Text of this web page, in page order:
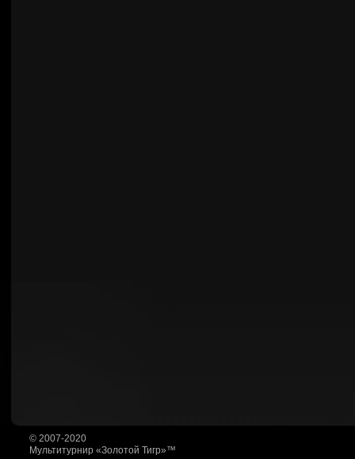
© 2007-2020
Мультитурнир «Золотой Тигр»™